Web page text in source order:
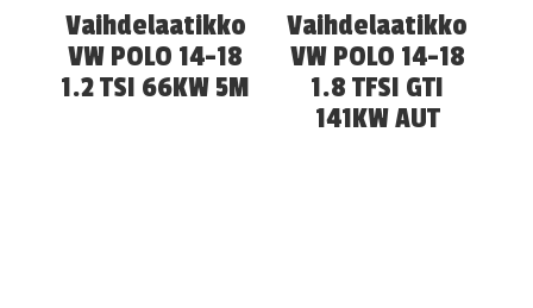
Vaihdelaatikko
VW POLO 14-18
1.2 TSI 66KW 5M
Vaihdelaatikko
VW POLO 14-18
1.8 TFSI GTI
141KW AUT